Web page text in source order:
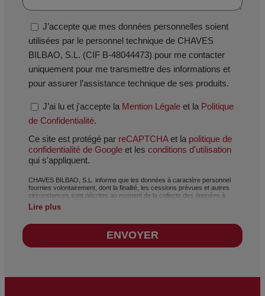
J’accepte que mes données personnelles soient
utilisées par le personnel technique de CHAVES
BILBAO, S.L. (CIF B-48044473) pour me contacter
uniquement pour me transmettre des informations et
pour assurer l’assistance technique de ses produits.
J’ai lu et j'accepte la Mention Légale et la Politique
de Confidentialité.
Ce site est protégé par reCAPTCHAet la politique de
confidentialité de Google et les conditions d'utilisation
qui s'appliquent.
CHAVES BILBAO, S.L. informe que les données à caractère personnel
fournies volontairement, dont la finalité, les cessions prévues et autres
circonstances sont décrites au moment de la collecte des données à
caractère personnel. Toutefois, selon le cas, la finalité peut être une des
suivantes : traitement d’une demande, réclamation ou question posée ;
clients ; comptabilité et facturation ; ou envoi de communications, y
compris par voie électronique, d’actualités et activités relatives à CHAVES
confidentielles et seront traitées dans la plus grande confidentialité ainsi
Lire plus
ENVOYER